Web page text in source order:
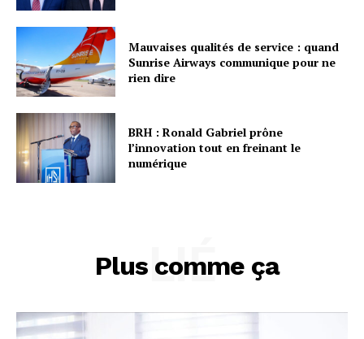
Mauvaises qualités de service : quand
Sunrise Airways communique pour ne
rien dire
BRH : Ronald Gabriel prône
l’innovation tout en freinant le
numérique
Plus comme ça
LIÉ